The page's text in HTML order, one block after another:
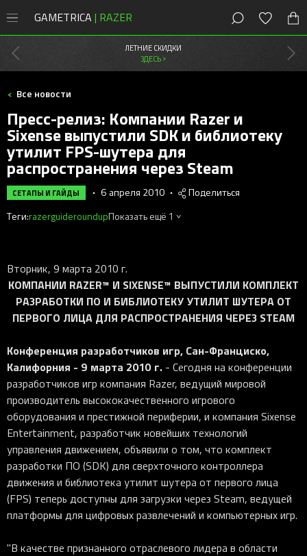
GAMETRICA | RAZER
8 (800) 200-28-81 Россия
Магазин
Акции
Мыши
Клавиатуры
Наушники
Колонки
Геймпады
Стриминг
Рюкзаки
Новинки
ПК
Мыши Razer
Cobra
DeathAdder
Viper
Basilisk
Orochi V2
Pro Click
Игровые мыши
Клавиатуры Razer
Huntsman
Blackwidow
Joro
Pro Type
Tartarus
Все клавиатуры
Наушники Razer
Kraken
Barracuda
Kraken Kitty
Hammerhead
Все аудио для ПК
Колонки Razer
Nommo
Clio
Wireless Control Pod
Moray
Seiren
Kraken Kitty
Контроллеры
Освещение
Ripsaw
Все устройства
Коврики Razer
Atlas
Goliathus
HyperFlux V2
Strider
Sphex
Gigantus
Pro Glide
Офисный Razer
Pro Click V2
Pro Type Ergo
Pro Type
Pro Glide XXL
Аксессуары
Коллаборации
Софт
Synapse 4
Synapse 3
Chroma™ RGB
THX Spatial
7.1 Sound
Synapse 2 Legacy
Virtual Ring Light
Razer Axon
Консоли
PlayStation
Мобильные
Наушники
Аксессуары
Android-приложения
iOS-приложения
Игровая периферия
Сетапы и гайды
Киберспорт
Бонусы
ЛЕТНИЕ СКИДКИ
ЗДЕСЬ >
Все новости
Пресс-релиз: Компании Razer и
Sixense выпустили SDK и библиотеку
утилит FPS-шутера для
распространения через Steam
СЕТАПЫ И ГАЙДЫ • 6 апреля 2010 • Поделиться
Теги:razerguideroundupПоказать ещё 1
Вторник, 9 марта 2010 г.
КОМПАНИИ RAZER™ И SIXENSE™ ВЫПУСТИЛИ КОМПЛЕКТ
РАЗРАБОТКИ ПО И БИБЛИОТЕКУ УТИЛИТ ШУТЕРА ОТ
ПЕРВОГО ЛИЦА ДЛЯ РАСПРОСТРАНЕНИЯ ЧЕРЕЗ STEAM
Конференция разработчиков игр, Сан-Франциско,
Калифорния - 9 марта 2010 г. - Сегодня на конференции
разработчиков игр компания Razer, ведущий мировой
производитель высококачественного игрового
оборудования и престижной периферии, и компания Sixense
Entertainment, разработчик новейших технологий
управления движением, объявили о том, что комплект
разработки ПО (SDK) для сверхточного контроллера
движения и библиотека утилит шутера от первого лица
(FPS) теперь доступны для загрузки через Steam, ведущей
платформы для цифровых развлечений и компьютерных игр.
"В качестве признанного отраслевого лидера в области